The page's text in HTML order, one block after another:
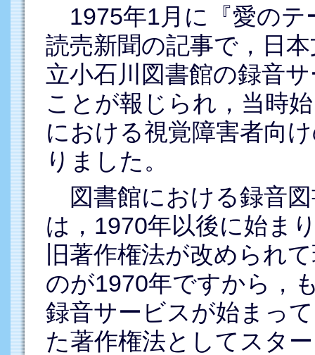
1975年1月に『愛のテ
読売新聞の記事で，日
立小石川図書館の録音
ことが報じられ，当時
における視覚障害者向
りました。
図書館における録音
は，1970年以後に始ま
旧著作権法が改められ
のが1970年ですから，
録音サービスが始まっ
た著作権法としてスタ